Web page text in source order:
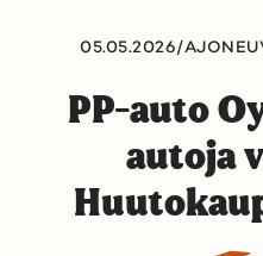
05.05.2026/
PP-auto
autoja